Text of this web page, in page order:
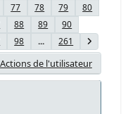
77 78 79
80
88 89
90
98 ... 261
Actions de l'utilisateur